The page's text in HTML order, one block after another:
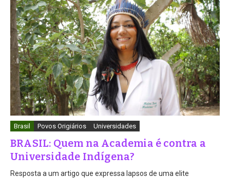
Brasil Povos Origiários Universidades
BRASIL: Quem na Academia é contra a
Universidade Indígena?
Resposta a um artigo que expressa lapsos de uma elite